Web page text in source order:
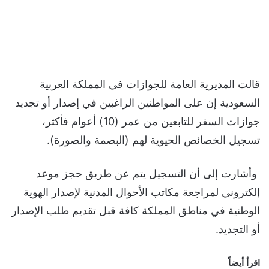
قالت المديرية العامة للجوازات في المملكة العربية
السعودية إن على المواطنين الراغبين في إصدار أو تجديد
جوازات السفر للتابعين من عمر (10) أعوام فأكثر،
تسجيل الخصائص الحيوية لهم (البصمة والصورة).
وأشارت إلى أن التسجيل يتم عن طريق حجز موعد
إلكتروني لمراجعة مكاتب الأحوال المدنية لإصدار الهوية
الوطنية في مناطق المملكة كافة قبل تقديم طلب الإصدار
أو التجديد.
اقرأ أيضاً